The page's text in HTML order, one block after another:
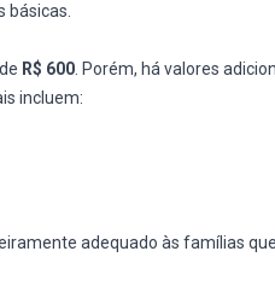
básicas.
R$ 600 . Porém, há valores
incluem:
adequado às famílias